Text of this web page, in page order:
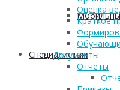
Cпециалистам
Оценка
Краткое
Документы
Отчеты